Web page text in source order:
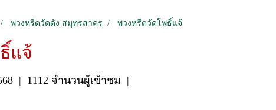
พวงหรีดวัดดัง สมุทรสาคร พวงหรีดวัดโพธิ์แจ้
แจ้
| 1112 จำนวนผู้เข้าชม |